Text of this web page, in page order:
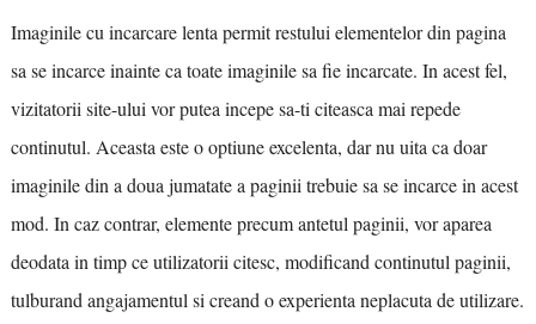
Imaginile cu incarcare lenta permit restului elementelor din pagina
sa se incarce inainte ca toate imaginile sa fie incarcate. In acest fel,
vizitatorii site-ului vor putea incepe sa-ti citeasca mai repede
continutul. Aceasta este o optiune excelenta, dar nu uita ca doar
imaginile din a doua jumatate a paginii trebuie sa se incarce in acest
mod. In caz contrar, elemente precum antetul paginii, vor aparea
deodata in timp ce utilizatorii citesc, modificand continutul paginii,
tulburand angajamentul si creand o experienta neplacuta de utilizare.